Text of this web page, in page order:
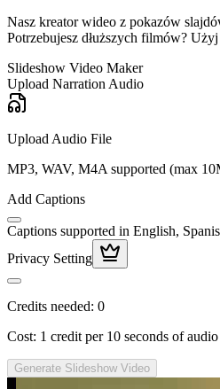
Nasz kreator wideo z pokazów
Potrzebujesz dłuższych filmów?
Slideshow Video Maker
Upload Narration Audio
Upload Audio File
MP3, WAV, M4A supported (max
Add Captions
Captions supported in English,
Privacy Setting
Credits needed: 0
Cost: 1 credit per 10 seconds of audio
Generate Slideshow Video